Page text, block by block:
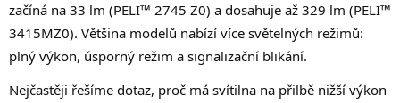
začíná na 33 lm (PELI™ 2745 Z0) a dosahuje až 329 lm (PELI™
3415MZ0). Většina modelů nabízí více světelných režimů:
plný výkon, úsporný režim a signalizační blikání.
Nejčastěji řešíme dotaz, proč má svítilna na přilbě nižší výkon